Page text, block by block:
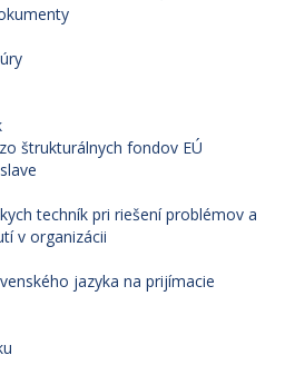
štrukturálnych fondov EÚ
techník pri riešení problémov a
v organizácii
jazyka na prijímacie